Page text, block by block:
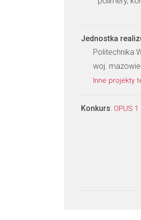
Jednostka
Politechnika
woj.
Inne projekty
Konkurs: OPUS 1